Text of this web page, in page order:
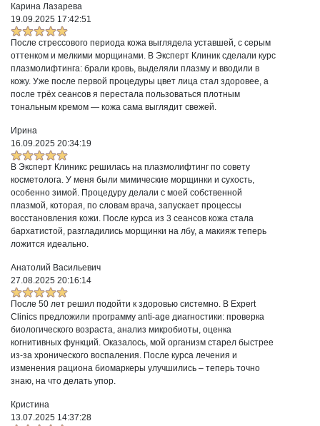
Карина Лазарева
19.09.2025 17:42:51
После стрессового периода кожа выглядела уставшей, с серым
оттенком и мелкими морщинами. В Эксперт Клиник сделали курс
плазмолифтинга: брали кровь, выделяли плазму и вводили в
кожу. Уже после первой процедуры цвет лица стал здоровее, а
после трёх сеансов я перестала пользоваться плотным
тональным кремом — кожа сама выглядит свежей.
Ирина
16.09.2025 20:34:19
В Эксперт Клиникс решилась на плазмолифтинг по совету
косметолога. У меня были мимические морщинки и сухость,
особенно зимой. Процедуру делали с моей собственной
плазмой, которая, по словам врача, запускает процессы
восстановления кожи. После курса из 3 сеансов кожа стала
бархатистой, разгладились морщинки на лбу, а макияж теперь
ложится идеально.
Анатолий Васильевич
27.08.2025 20:16:14
После 50 лет решил подойти к здоровью системно. В Expert
Clinics предложили программу anti-age диагностики: проверка
биологического возраста, анализ микробиоты, оценка
когнитивных функций. Оказалось, мой организм старел быстрее
из-за хронического воспаления. После курса лечения и
изменения рациона биомаркеры улучшились – теперь точно
знаю, на что делать упор.
Кристина
13.07.2025 14:37:28